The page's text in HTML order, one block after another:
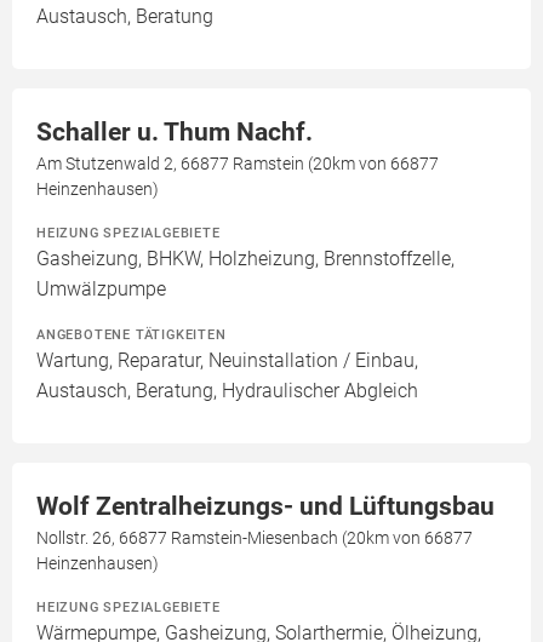
Austausch, Beratung
Schaller u. Thum Nachf.
Am Stutzenwald 2, 66877 Ramstein (20km von 66877
Heinzenhausen)
HEIZUNG SPEZIALGEBIETE
Gasheizung, BHKW, Holzheizung, Brennstoffzelle,
Umwälzpumpe
ANGEBOTENE TÄTIGKEITEN
Wartung, Reparatur, Neuinstallation / Einbau,
Austausch, Beratung, Hydraulischer Abgleich
Wolf Zentralheizungs- und Lüftungsbau
Nollstr. 26, 66877 Ramstein-Miesenbach (20km von 66877
Heinzenhausen)
HEIZUNG SPEZIALGEBIETE
Wärmepumpe, Gasheizung, Solarthermie, Ölheizung,